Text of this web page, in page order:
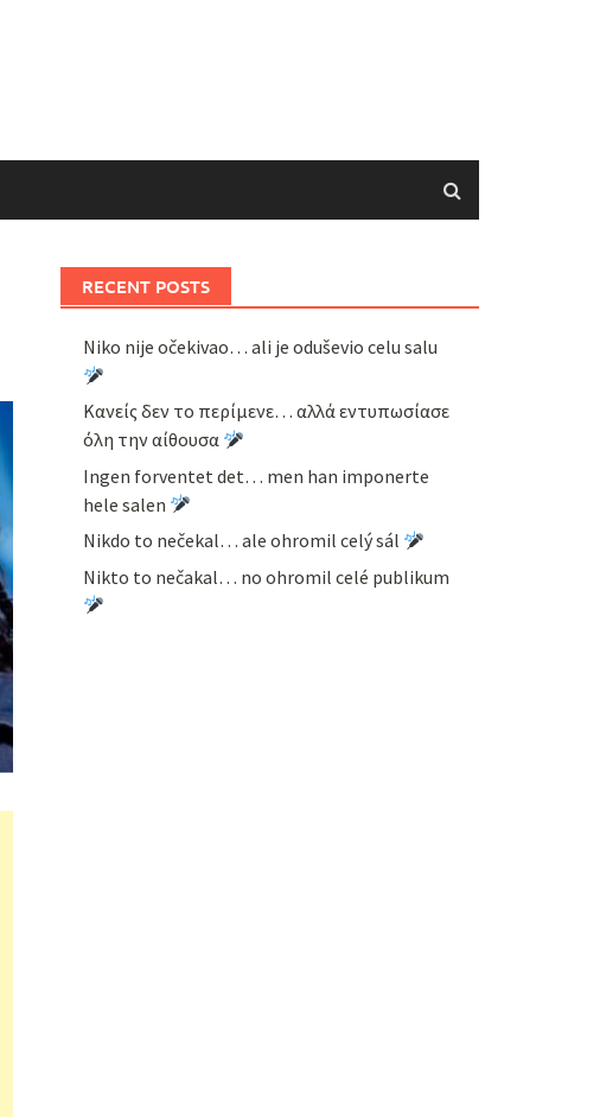
RECENT POSTS
Niko nije očekivao… ali je oduševio celu salu
Κανείς δεν το περίμενε… αλλά εντυπωσίασε
όλη την αίθουσα
Ingen forventet det… men han imponerte
hele salen
Nikdo to nečekal… ale ohromil celý sál
Nikto to nečakal… no ohromil celé publikum